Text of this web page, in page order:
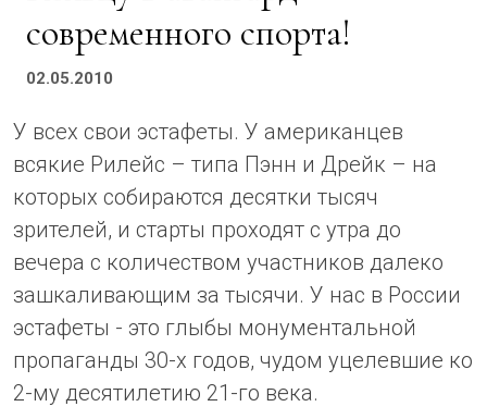
современного спорта!
02.05.2010
У всех свои эстафеты. У американцев
всякие Рилейс – типа Пэнн и Дрейк – на
которых собираются десятки тысяч
зрителей, и старты проходят с утра до
вечера с количеством участников далеко
зашкаливающим за тысячи. У нас в России
эстафеты - это глыбы монументальной
пропаганды 30-х годов, чудом уцелевшие ко
2-му десятилетию 21-го века.